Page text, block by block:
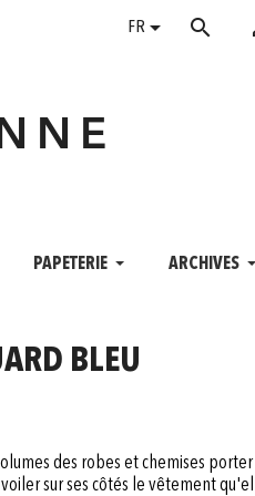
FR search
PAPETERIE ARCHIVES
BLEU
des robes et chemises
sur ses côtés le vêtement